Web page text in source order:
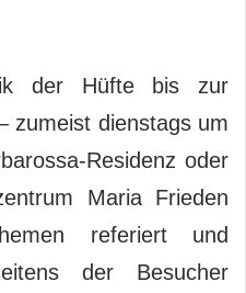
der Hüfte bis zur
zumeist dienstags um
Residenz oder
Maria Frieden
referiert und
der Besucher